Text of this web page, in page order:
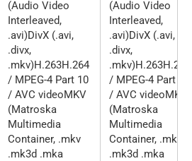
(Audio Video
Interleaved,
.avi)DivX (.avi,
.divx,
.mkv)H.263H.264
/ MPEG-4 Part 10
/ AVC videoMKV
(Matroska
Multimedia
Container, .mkv
.mk3d .mka
(Audio Video
Interleaved,
.avi)DivX (.avi,
.divx,
.mkv)H.263H.264
/ MPEG-4 Part 10
/ AVC videoMKV
(Matroska
Multimedia
Container, .mkv
.mk3d .mka